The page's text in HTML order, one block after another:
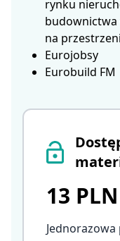
13 PLN
rynku
budownictwa
na
Eurojobsy
Eurobuild FM